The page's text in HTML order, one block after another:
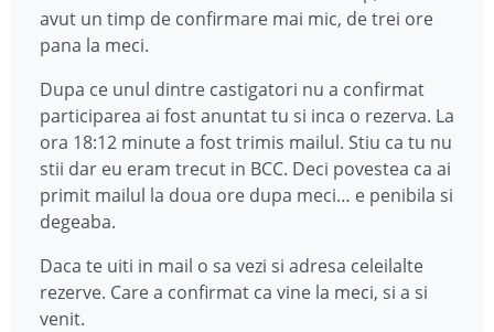
avut un timp de confirmare mai mic, de trei ore
pana la meci.
Dupa ce unul dintre castigatori nu a confirmat
participarea ai fost anuntat tu si inca o rezerva. La
ora 18:12 minute a fost trimis mailul. Stiu ca tu nu
stii dar eu eram trecut in BCC. Deci povestea ca ai
primit mailul la doua ore dupa meci… e penibila si
degeaba.
Daca te uiti in mail o sa vezi si adresa celeilalte
rezerve. Care a confirmat ca vine la meci, si a si
venit.